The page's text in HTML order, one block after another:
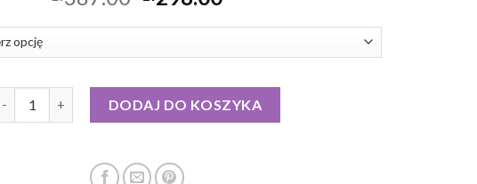
DODAJ DO KOSZYKA